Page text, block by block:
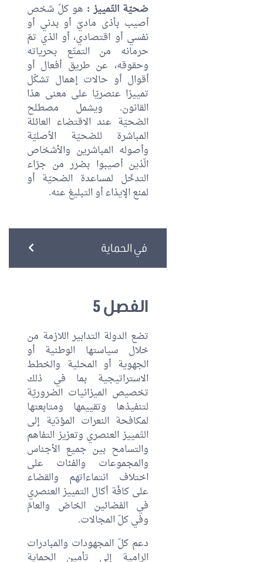
ضحيّة التّمييز : هو كلّ شخص
أصيب بأذى ماديّ أو بدني أو
نفسي أو اقتصادي، أو الذي تمّ
حرمانه من التمتّع بحرياته
وحقوقه، عن طريق أفعال أو
أقوال أو حالات إهمال تشكّل
تمييزا عنصريّا على معنى هذا
القانون. ويشمل مصطلح
الضحيّة عند الاقتضاء العائلة
المباشرة للضحيّة الأصليّة
وأصوله المباشرين والأشخاص
الّذين أصيبوا بضرر من جرّاء
التدخّل لمساعدة الضحيّة أو
لمنع الإيذاء أو التبليغ عنه.
في الحماية
الفصل 5
تضع الدولة التدابير اللازمة من
خلال سياستها الوطنية أو
الجهوية أو المحلية والخطط
الاستراتيجية بما في ذلك
تخصيص الميزانيات الضروريّة
لتنفيذها وتقييمها ومتابعتها
لمكافحة النعرات المؤدّية إلى
التّمييز العنصري وتعزيز التفاهم
والتسامح بين جميع الأجناس
والمجموعات والفئات على
اختلاف انتماءاتهم والقضاء
على كافّة أكال التمييز العنصري
في الفضائين الخاصّ والعامّ
وفي كلّ المجالات.
دعم كلّ المجهودات والمبادرات
الرامية إلى تأمين الحماية